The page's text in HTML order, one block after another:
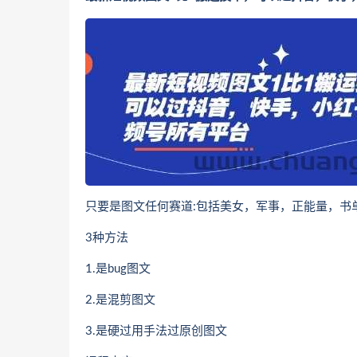
只要是图文任何赛道:包括美女，军事，正能量，书
3种方法
1.是bug图文
2.是混剪图文
3.是硬过用手法过原创图文